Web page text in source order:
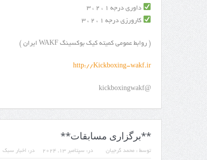
داوری درجه ۱ ، ۲ ، ۳
کارورزی درجه ۱ ، ۲ ، ۳
( روابط عمومی کمیته کیک بوکسینگ WAKF ایران )
http://Kickboxing-wakf.ir
@kickboxingwakf
**برگزاری مسابقات**
توسط :محمد گرجیان در: سپتامبر 13, 2024 در: اخبار سبک